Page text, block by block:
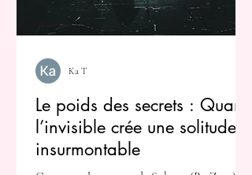
Le poids des secrets : Quand
l’invisible crée une solitude
insurmontable
Ka T